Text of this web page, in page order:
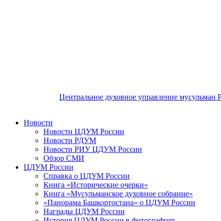
Центральное духовное управление мусульман
Новости
Новости ЦДУМ России
Новости РДУМ
Новости РИУ ЦДУМ России
Обзор СМИ
ЦДУМ России
Справка о ЦДУМ России
Книга «Исторические очерки»
Книга «Мусульманское духовное собрание»
«Панорама Башкортостана» о ЦДУМ России
Награды ЦДУМ России